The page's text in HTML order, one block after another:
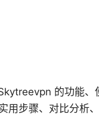
的功能、
用步骤、对比分析